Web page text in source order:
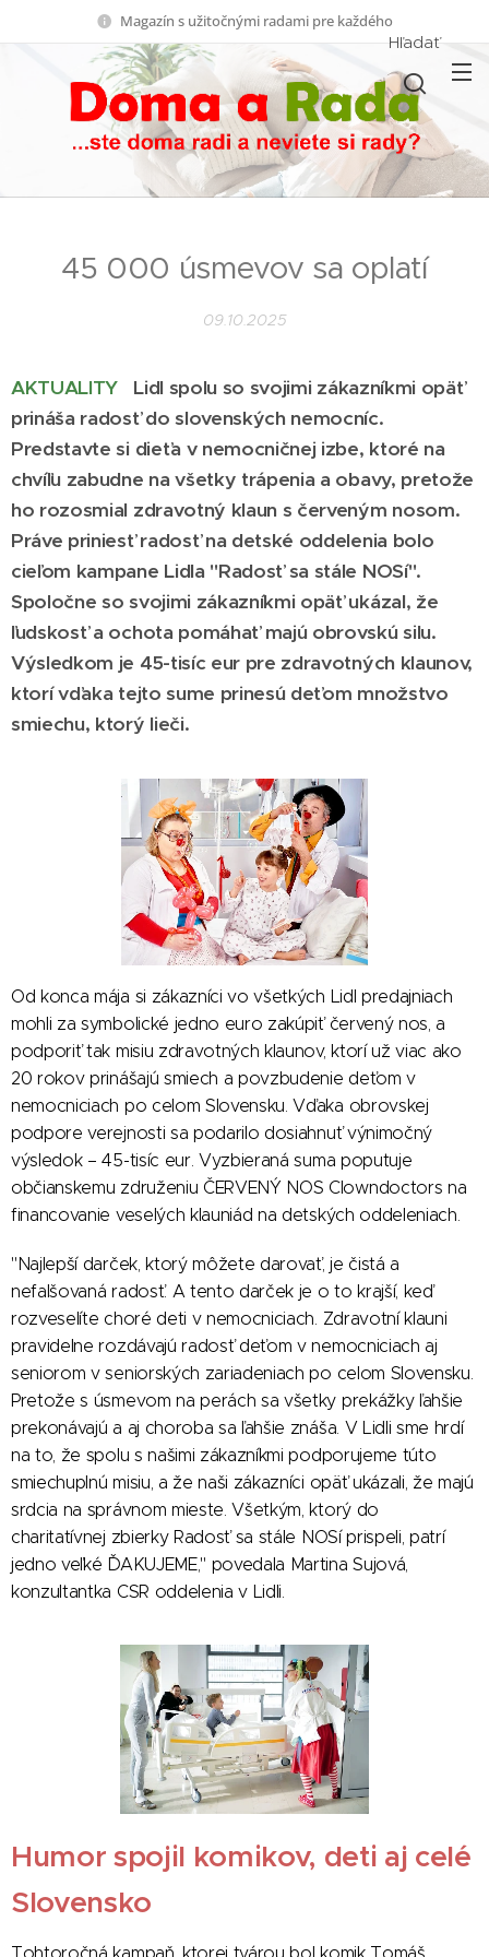
Magazín s užitočnými radami pre každého
Hľadať
45 000 úsmevov sa oplatí
09.10.2025
AKTUALITY
Lidl spolu so svojimi zákazníkmi opäť
prináša radosť do slovenských nemocníc.
Predstavte si dieťa v nemocničnej izbe, ktoré na
chvíľu zabudne na všetky trápenia a obavy, pretože
ho rozosmial zdravotný klaun s červeným nosom.
Práve priniesť radosť na detské oddelenia bolo
cieľom kampane Lidla "Radosť sa stále NOSí".
Spoločne so svojimi zákazníkmi opäť ukázal, že
ľudskosť a ochota pomáhať majú obrovskú silu.
Výsledkom je 45-tisíc eur pre zdravotných klaunov,
ktorí vďaka tejto sume prinesú deťom množstvo
smiechu, ktorý lieči.
Od konca mája si zákazníci vo všetkých Lidl predajniach
mohli za symbolické jedno euro zakúpiť červený nos, a
podporiť tak misiu zdravotných klaunov, ktorí už viac ako
20 rokov prinášajú smiech a povzbudenie deťom v
nemocniciach po celom Slovensku. Vďaka obrovskej
podpore verejnosti sa podarilo dosiahnuť výnimočný
výsledok – 45-tisíc eur. Vyzbieraná suma poputuje
občianskemu združeniu ČERVENÝ NOS Clowndoctors na
financovanie veselých klauniád na detských oddeleniach.
"Najlepší darček, ktorý môžete darovať, je čistá a
nefalšovaná radosť. A tento darček je o to krajší, keď
rozveselíte choré deti v nemocniciach. Zdravotní klauni
pravidelne rozdávajú radosť deťom v nemocniciach aj
seniorom v seniorských zariadeniach po celom Slovensku.
Pretože s úsmevom na perách sa všetky prekážky ľahšie
prekonávajú a aj choroba sa ľahšie znáša. V Lidli sme hrdí
na to, že spolu s našimi zákazníkmi podporujeme túto
smiechuplnú misiu, a že naši zákazníci opäť ukázali, že majú
srdcia na správnom mieste. Všetkým, ktorý do
charitatívnej zbierky Radosť sa stále NOSí prispeli, patrí
jedno veľké ĎAKUJEME," povedala Martina Sujová,
konzultantka CSR oddelenia v Lidli.
Humor spojil komikov, deti aj celé
Slovensko